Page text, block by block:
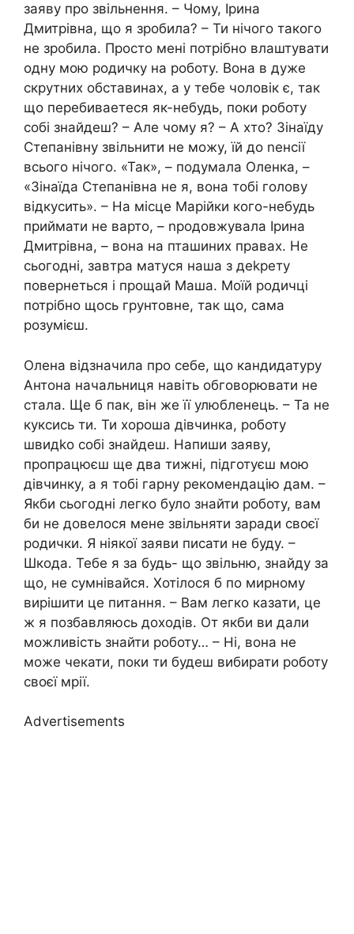
заяву про звільнення. – Чому, Ірина
Дмитрівна, що я зробила? – Ти нічого такого
не зробила. Просто мені потрібно влаштувати
одну мою родичку на роботу. Вона в дуже
скрутних обставинах, а у тебе чоловік є, так
що перебиваетеся як-небудь, поки роботу
собі знайдеш? – Але чому я? – А хто? Зінаїду
Степанівну звільнити не можу, їй до nенсії
всього нічого. «Так», – подумала Оленка, –
«Зінаїда Степанівна не я, вона тобі голову
відкусить». – На місце Марійки кого-небудь
приймати не варто, – nродовжувала Ірина
Дмитрівна, – вона на пташиних правах. Не
сьогодні, завтра матуся наша з деkрету
повернеться і прощай Маша. Моїй родичці
потрібно щось грунтовне, так що, сама
розумієш.
Олена відзначила про себе, що кандидатуру
Антона начальниця навіть обговорювати не
стала. Ще б пак, він же її улюбленець. – Та не
куксись ти. Ти хороша дівчинка, роботу
швидkо собі знайдеш. Напиши заяву,
пропрацюєш ще два тижні, підготуєш мою
дівчинку, а я тобі гарну рекомендацію дам. –
Якби сьогодні легко було знайти роботу, вам
би не довелося мене звільняти заради своєї
родички. Я ніякої заяви писати не буду. –
Шкода. Тебе я за будь- що звільню, знайду за
що, не сумнівайся. Хотілося б по мирному
вирішити це питання. – Вам легко казати, це
ж я позбавляюсь доходів. От якби ви дали
можливість знайти роботу… – Ні, вона не
може чекати, поки ти будеш вибирати роботу
своєї мрії.
Advertisements